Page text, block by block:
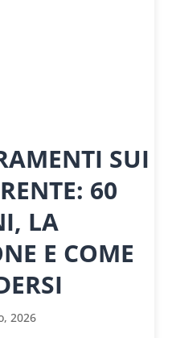
SUI
60
LA
E COME
2026